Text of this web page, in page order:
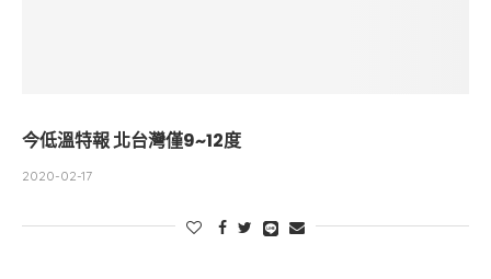
今低溫特報 北台灣僅9~12度
2020-02-17